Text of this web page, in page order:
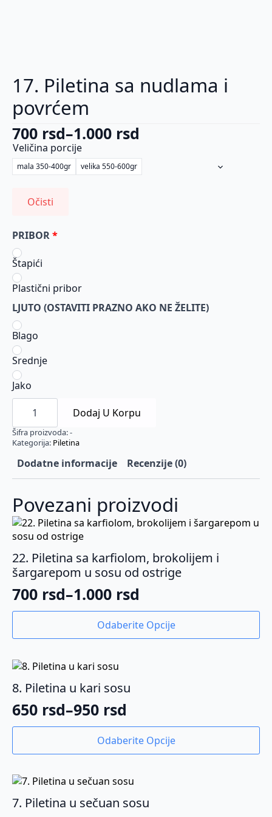
17. Piletina sa nudlama i
povrćem
700 rsd–1.000 rsd
Raspon
cena:
od
700 rsd
1.000 rsd
Veličina porcije
mala 350-400gr velika 550-600gr
Očisti
PRIBOR
Štapići
Plastični pribor
LJUTO (OSTAVITI PRAZNO AKO NE ŽELITE)
Blago
Srednje
Jako
17.
Piletina
nudlama
i
povrćem
količina
Dodaj U Korpu
Šifra proizvoda:-
Kategorija: Piletina
Dodatne informacije Recenzije (0)
Povezani proizvodi
22. Piletina sa karfiolom, brokolijem i
šargarepom u sosu od ostrige
700 rsd–1.000 rsd
Raspon
od
700 rsd
do
1.000 rsd
Odaberite Opcije
Ovaj
više
varijanti.
Opcije
biti
izabrane
stranici
8. Piletina u kari sosu
650 rsd–950 rsd
Raspon
od
650 rsd
do
950 rsd
Odaberite Opcije
Ovaj
ima
više
varijanti.
Opcije
7. Piletina u sečuan sosu